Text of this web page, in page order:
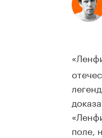
поле,